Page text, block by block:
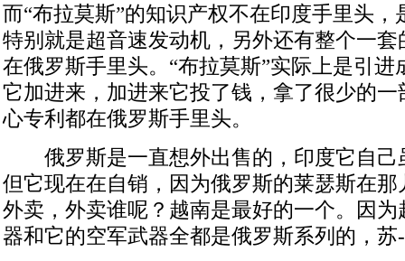
而“布拉莫斯”的知识产权不在印度手里头
特别就是超音速发动机，另外还有整个一
在俄罗斯手里头。“布拉莫斯”实际上是引
它加进来，加进来它投了钱，拿了很少的
心专利都在俄罗斯手里头。
俄罗斯是一直想外出售的，印度它自己
但它现在在自销，因为俄罗斯的莱瑟斯在
外卖，外卖谁呢？越南是最好的一个。因
器和它的空军武器全都是俄罗斯系列的，苏